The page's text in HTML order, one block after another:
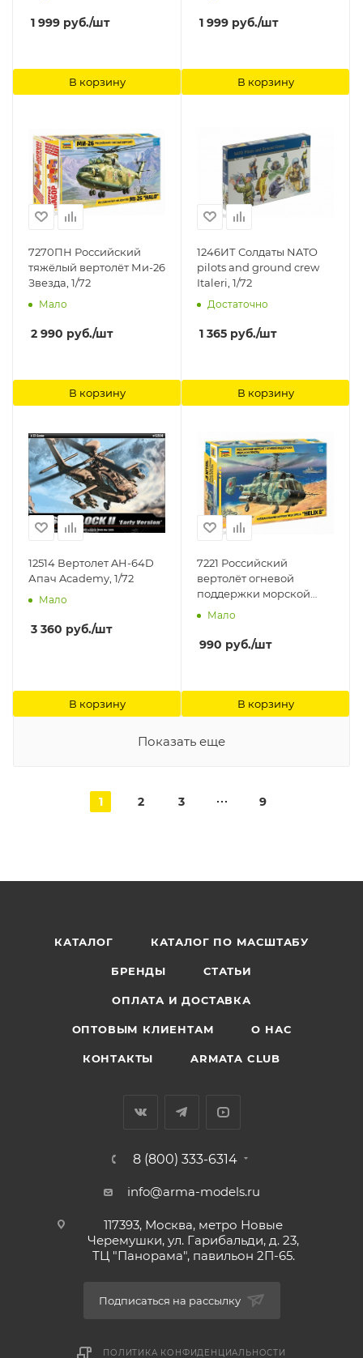
1 999 руб./шт
В корзину
1 999 руб./шт
В корзину
7270ПН Российский
тяжёлый вертолёт Ми-26
Звезда, 1/72
Мало
2 990 руб./шт
В корзину
1246ИТ Солдаты NATO
pilots and ground crew
Italeri, 1/72
Достаточно
1 365 руб./шт
В корзину
12514 Вертолет AH-64D
Апач Academy, 1/72
Мало
3 360 руб./шт
В корзину
7221 Российский
вертолёт огневой
поддержки морской
пехоты Звезда, 1/72
Мало
990 руб./шт
В корзину
Показать еще
1 2 3 9
КАТАЛОГ КАТАЛОГ ПО МАСШТАБУ
БРЕНДЫ СТАТЬИ
ОПЛАТА И ДОСТАВКА
ОПТОВЫМ КЛИЕНТАМ О НАС
КОНТАКТЫ ARMATA CLUB
8 (800) 333-6314
info@arma-models.ru
117393, Москва, метро Новые
Черемушки, ул. Гарибальди, д. 23,
ТЦ "Панорама", павильон 2П-65.
Подписаться на рассылку
ПОЛИТИКА КОНФИДЕНЦИАЛЬНОСТИ